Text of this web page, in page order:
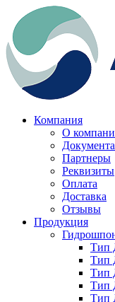
Компания
О
Партнеры
Реквизиты
Оплата
Доставка
Отзывы
Продукция
Тип
Тип
Тип
Тип
Тип